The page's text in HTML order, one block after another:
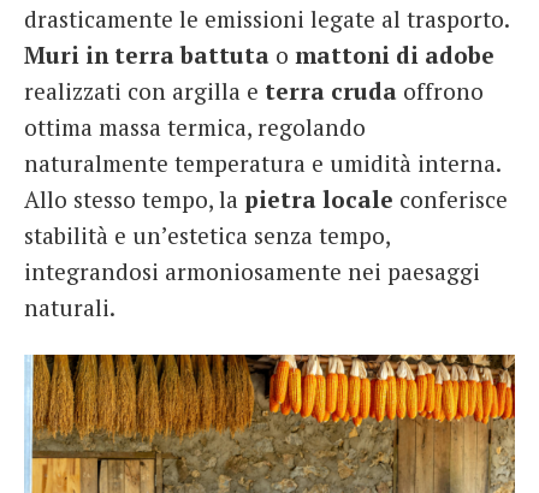
drasticamente le emissioni legate al trasporto.
Muri in terra battuta o mattoni di adobe
realizzati con argilla e terra cruda offrono
ottima massa termica, regolando
naturalmente temperatura e umidità interna.
Allo stesso tempo, la pietra locale conferisce
stabilità e un’estetica senza tempo,
integrandosi armoniosamente nei paesaggi
naturali.